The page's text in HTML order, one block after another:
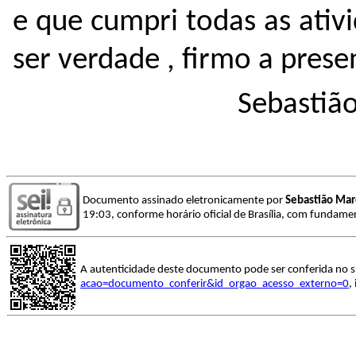
e que cumpri todas as
ser verdade , firmo a
Sebastião
Documento assinado eletronicamente por Sebastião
19:03, conforme horário oficial de Brasília, com
A autenticidade deste documento pode ser conferida no
acao=documento_conferir&id_orgao_acesso_externo=0,